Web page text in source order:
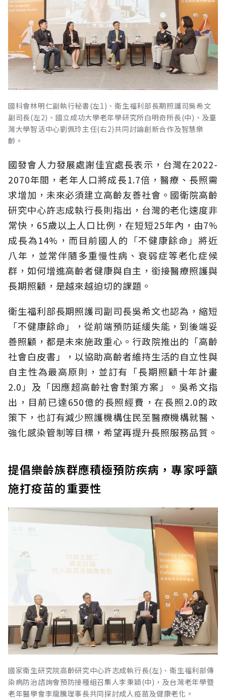
國科會林明仁副執行秘書(左1)、衛生福利部長期照護司吳希文
副司長(左2)、國立成功大學老年學研究所白明奇所長(中)、及臺
灣大學智活中心劉佩玲主任(右2)共同討論創新合作及智慧樂
齡。
國發會人力發展處謝佳宜處長表示，台灣在2022-
2070年間，老年人口將成長1.7倍，醫療、長照需
求增加，未來必須建立高齡友善社會。國衛院高齡
研究中心許志成執行長則指出，台灣的老化速度非
常快，65歲以上人口比例，在短短25年內，由7%
成長為14%，而目前國人的「不健康餘命」將近
八年，並常伴隨多重慢性病、衰弱症等老化症候
群，如何增進高齡者健康與自主，銜接醫療照護與
長期照顧，是越來越迫切的課題。
衛生福利部長期照護司副司長吳希文也認為，縮短
「不健康餘命」，從前端預防延緩失能，到後端妥
善照顧，都是未來施政重心。行政院推出的「高齡
社會白皮書」，以協助高齡者維持生活的自立性與
自主性為最高原則，並訂有「長期照顧十年計畫
2.0」及「因應超高齡社會對策方案」。吳希文指
出，目前已達650億的長照經費，在長照2.0的政
策下，也訂有減少照護機構住民至醫療機構就醫、
強化感染管制等目標，希望再提升長照服務品質。
提倡樂齡族群應積極預防疾病，專家呼籲
施打疫苗的重要性
國家衛生研究院高齡研究中心許志成執行長(左)、衛生福利部傳
染病防治諮詢會預防接種組召集人李秉穎(中)，及台灣老年學暨
老年醫學會李龍騰理事長共同探討成人疫苗及健康老化。